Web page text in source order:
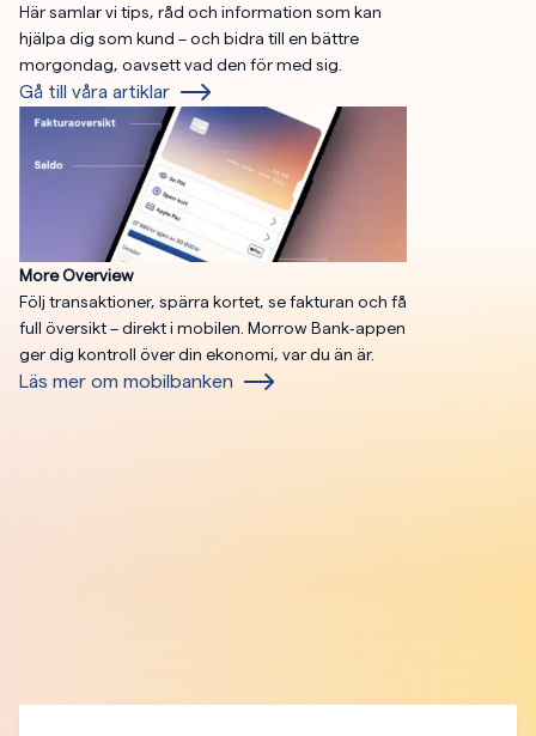
Här samlar vi tips, råd och information som kan
hjälpa dig som kund – och bidra till en bättre
morgondag, oavsett vad den för med sig.
Gå till våra artiklar
More Overview
Följ transaktioner, spärra kortet, se fakturan och få
full översikt – direkt i mobilen. Morrow Bank‑appen
ger dig kontroll över din ekonomi, var du än är.
Läs mer om mobilbanken